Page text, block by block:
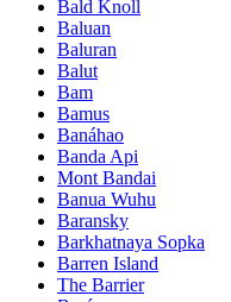
Bald Knoll
Baluan
Baluran
Balut
Bam
Bamus
Banáhao
Banda Api
Mont Bandai
Banua Wuhu
Baransky
Barkhatnaya Sopka
Barren Island
The Barrier